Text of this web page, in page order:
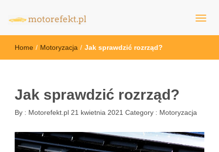
motorefekt.pl
Home / Motoryzacja / Jak sprawdzić rozrząd?
Jak sprawdzić rozrząd?
By : Motorefekt.pl 21 kwietnia 2021 Category : Motoryzacja